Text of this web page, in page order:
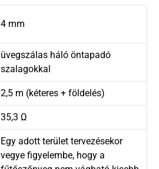
4 mm
üvegszálas háló öntapadó
szalagokkal
2,5 m (kéteres + földelés)
35,3 Ω
Egy adott terület tervezésekor
vegye figyelembe, hogy a